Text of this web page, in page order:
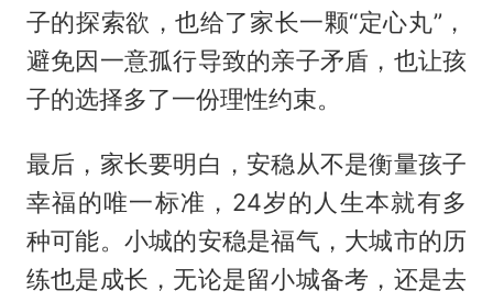
子的探索欲，也给了家长一颗“定心丸”，
避免因一意孤行导致的亲子矛盾，也让孩
子的选择多了一份理性约束。
最后，家长要明白，安稳从不是衡量孩子
幸福的唯一标准，24岁的人生本就有多
种可能。小城的安稳是福气，大城市的历
练也是成长，无论是留小城备考，还是去